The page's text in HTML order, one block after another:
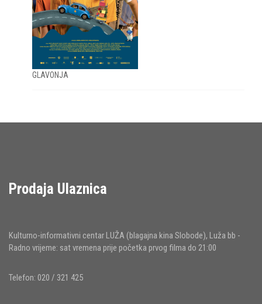
GLAVONJA
Prodaja Ulaznica
Kulturno-informativni centar LUŽA (blagajna kina Slobode), Luža bb -
Radno vrijeme: sat vremena prije početka prvog filma do 21:00
Telefon: 020 / 321 425